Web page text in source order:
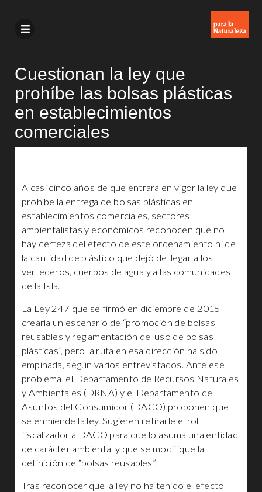
Cuestionan la ley que
prohíbe las bolsas plásticas
en establecimientos
comerciales
A casi cinco años de que entrara en vigor la ley que
prohíbe la entrega de bolsas plásticas en
establecimientos comerciales, sectores
ambientalistas y económicos reconocen que no
hay certeza del efecto de este ordenamiento ni de
la cantidad de plástico que dejó de llegar a los
vertederos, cuerpos de agua y a las comunidades
de la Isla.
La Ley 247 que se firmó en diciembre de 2015
crearía un escenario de “promoción de bolsas
reusables y reglamentación del uso de bolsas
plásticas”, pero la ruta en esa dirección ha sido
empinada, según varios entrevistados. Ante ese
problema, el Departamento de Recursos Naturales
y Ambientales (DRNA) y el Departamento de
Asuntos del Consumidor (DACO) proponen que
se enmiende la ley. Sugieren retirarle el rol
fiscalizador a DACO para que lo asuma una entidad
de carácter ambiental y que se modifique la
definición de “bolsas reusables”.
Tras reconocer que la ley no ha tenido el efecto